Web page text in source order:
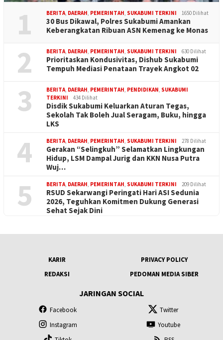
1 BERITA, DAERAH, PEMERINTAH, SUKABUMI TERKINI 1650 Dilihat
30 Bus Dikawal, Polres Sukabumi Amankan
Keberangkatan Ribuan ASN Kemenag ke Monas
2 BERITA, DAERAH, PEMERINTAH, SUKABUMI TERKINI 630 Dilihat
Prioritaskan Kondusivitas, Dishub Sukabumi
Tempuh Mediasi Penataan Trayek Angkot 02
3 BERITA, DAERAH, PEMERINTAH, PENDIDIKAN, SUKABUMI
TERKINI
434 Dilihat
Disdik Sukabumi Keluarkan Aturan Tegas,
Sekolah Tak Boleh Jual Seragam, Buku, hingga
LKS
4 BERITA, DAERAH, PEMERINTAH, SUKABUMI TERKINI 278 Dilihat
Gerakan “Selingkuh” Selamatkan Lingkungan
Hidup, LSM Dampal Jurig dan KKN Nusa Putra
Wuj…
5 BERITA, DAERAH, PEMERINTAH, SUKABUMI TERKINI 209 Dilihat
RSUD Sekarwangi Peringati Hari ASI Sedunia
2026, Teguhkan Komitmen Dukung Generasi
Sehat Sejak Dini
KARIR
PRIVACY POLICY
REDAKSI
PEDOMAN MEDIA SIBER
JARINGAN SOCIAL
Facebook
Twitter
Instagram
Youtube